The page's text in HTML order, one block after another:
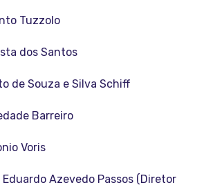
Tuzzolo
dos Santos
de Souza e Silva Schiff
Barreiro
Voris
Eduardo Azevedo Passos (Diretor